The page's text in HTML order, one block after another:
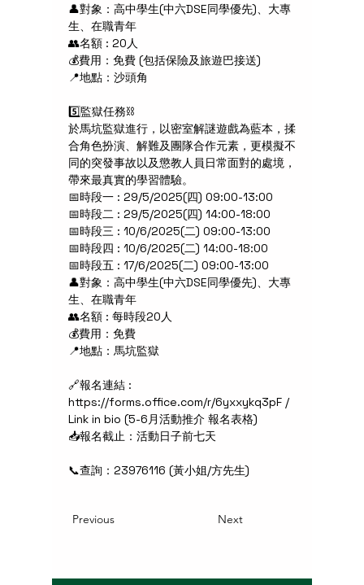
👤對象：高中學生(中六DSE同學優先)、大專
生、在職青年
👥名額 : 20人
💰費用：免費 (包括保險及旅遊巴接送)
📍地點：沙頭角
5️⃣監獄任務⛓️
於馬坑監獄進行，以密室解謎遊戲為藍本，揉
合角色扮演、解難及團隊合作元素，更模擬不
同的突發事故以及懲教人員日常面對的處境，
帶來最真實的學習體驗。
📅時段一 : 29/5/2025(四) 09:00-13:00
📅時段二 : 29/5/2025(四) 14:00-18:00
📅時段三 : 10/6/2025(二) 09:00-13:00
📅時段四 : 10/6/2025(二) 14:00-18:00
📅時段五 : 17/6/2025(二) 09:00-13:00
👤對象：高中學生(中六DSE同學優先)、大專
生、在職青年
👥名額 : 每時段20人
💰費用：免費
📍地點：馬坑監獄
🔗報名連結 :
https://forms.office.com/r/6yxxykq3pF /
Link in bio (5-6月活動推介 報名表格)
📥報名截止：活動日子前七天
📞查詢：23976116 (黃小姐/方先生)
Previous Next